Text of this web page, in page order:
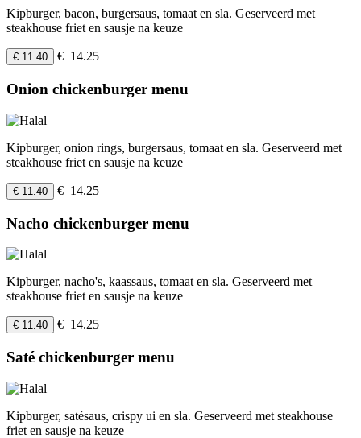
Kipburger, bacon, burgersaus, tomaat en sla. Geserveerd met
steakhouse friet en sausje na keuze
€ 11.40 € 14.25
Onion chickenburger menu
Kipburger, onion rings, burgersaus, tomaat en sla. Geserveerd met
steakhouse friet en sausje na keuze
€ 11.40 € 14.25
Nacho chickenburger menu
Kipburger, nacho's, kaassaus, tomaat en sla. Geserveerd met
steakhouse friet en sausje na keuze
€ 11.40 € 14.25
Saté chickenburger menu
Kipburger, satésaus, crispy ui en sla. Geserveerd met steakhouse
friet en sausje na keuze